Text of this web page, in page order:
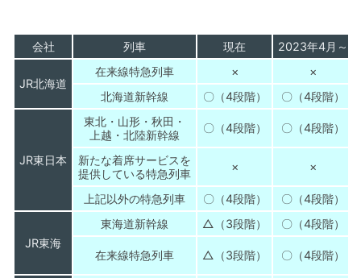
会社 列車 現在 2023年4月～
JR北海道
在来線特急列車 ×
×
北海道新幹線
〇（4段階） 〇（4段階）
JR東日本
東北・山形・秋田・
上越・北陸新幹線
〇（4段階） 〇（4段階）
新たな着席サービスを
提供している特急列車
× ×
上記以外の特急列車 〇（4段階） 〇（4段階）
JR東海
東海道新幹線 △（3段階） 〇（4段階）
在来線特急列車 △（3段階） 〇（4段階）